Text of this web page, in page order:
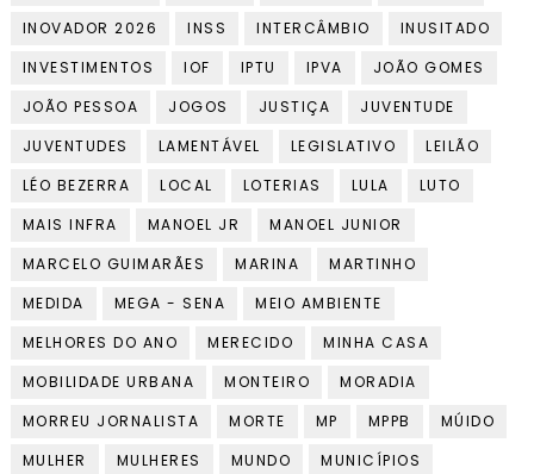
INOVADOR 2026
INSS INTERCÂMBIO
INUSITADO
INVESTIMENTOS
IOF IPTU IPVA
JOÃO GOMES
JOÃO PESSOA
JOGOS JUSTIÇA
JUVENTUDE
JUVENTUDES
LAMENTÁVEL LEGISLATIVO
LEILÃO
LÉO BEZERRA
LOCAL LOTERIAS LULA
LUTO
MAIS INFRA
MANOEL JR
MANOEL JUNIOR
MARCELO GUIMARÃES
MARINA
MARTINHO
MEDIDA
MEGA - SENA
MEIO AMBIENTE
MELHORES DO ANO
MERECIDO
MINHA CASA
MOBILIDADE URBANA
MONTEIRO
MORADIA
MORREU JORNALISTA
MORTE MP MPPB
MÚIDO
MULHER
MULHERES MUNDO
MUNICÍPIOS